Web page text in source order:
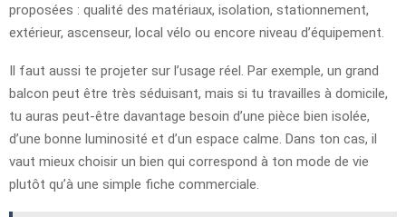
proposées : qualité des matériaux, isolation, stationnement,
extérieur, ascenseur, local vélo ou encore niveau d’équipement.
Il faut aussi te projeter sur l’usage réel. Par exemple, un grand
balcon peut être très séduisant, mais si tu travailles à domicile,
tu auras peut-être davantage besoin d’une pièce bien isolée,
d’une bonne luminosité et d’un espace calme. Dans ton cas, il
vaut mieux choisir un bien qui correspond à ton mode de vie
plutôt qu’à une simple fiche commerciale.